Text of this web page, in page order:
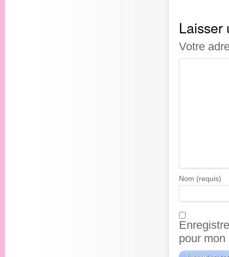
Laisser
Votre
Nom (requis)
pour